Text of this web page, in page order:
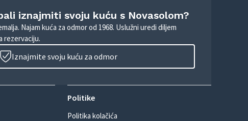
iznajmiti svoju kuću s Novasolom?
Najam kuća za odmor od 1968. Uslužni uredi diljem
rezervaciju.
Iznajmite svoju kuću za odmor
Politike
Politika kolačića